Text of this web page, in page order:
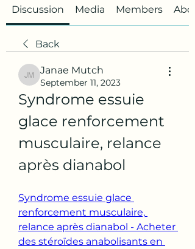
Discussion Media Members
Back
Janae Mutch
Janae Mutch
September 11, 2023
Syndrome essuie
glace renforcement
musculaire, relance
après dianabol
Syndrome essuie glace
renforcement musculaire,
relance après dianabol - Acheter
des stéroïdes anabolisants en